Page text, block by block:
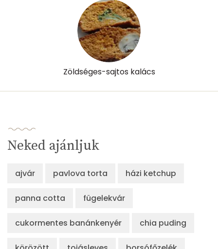
Zöldséges-sajtos kalács
Neked ajánljuk
ajvár pavlova torta házi ketchup
panna cotta fügelekvár
cukormentes banánkenyér chia puding